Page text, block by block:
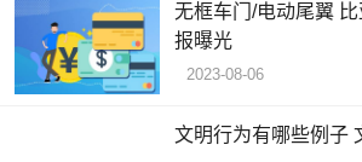
无框车门/电动尾翼
报曝光
2023-08-06
文明行为有哪些例子